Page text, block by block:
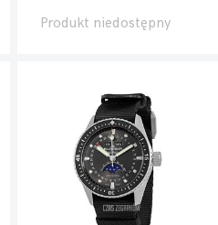
Produkt niedostępny